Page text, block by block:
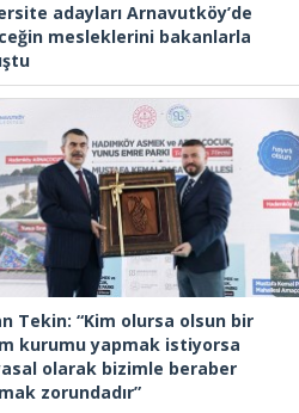
adayları Arnavutköy’de
mesleklerini bakanlarla
Tekin: “Kim olursa olsun bir
kurumu yapmak istiyorsa
olarak bizimle beraber
zorundadır”